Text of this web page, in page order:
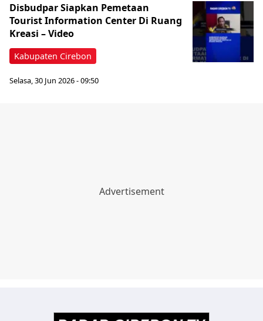
Kabupaten Cirebon
Disbudpar Siapkan Pemetaan
Tourist Information Center Di Ruang
Kreasi – Video
Selasa, 30 Jun 2026 - 09:50